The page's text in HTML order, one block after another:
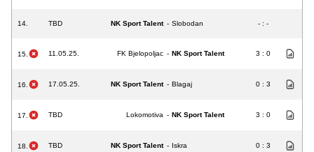
14. TBD NK Sport Talent - Slobodan - : -
15. 11.05.25. FK Bjelopoljac - NK Sport Talent 3 : 0
16. 17.05.25. NK Sport Talent - Blagaj 0 : 3
17. TBD Lokomotiva - NK Sport Talent 3 : 0
18. TBD NK Sport Talent - Iskra 0 : 3